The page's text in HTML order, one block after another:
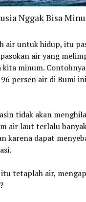
Nggak Bisa
air untuk hidup, itu
air yang
kita minum.
96 persen air di Bumi
tidak akan
air laut terlalu
karena dapat
tetaplah air,